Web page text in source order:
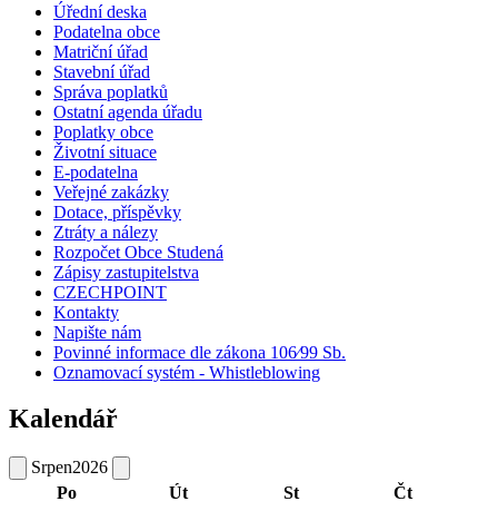
Úřední deska
Podatelna obce
Matriční úřad
Stavební úřad
Správa poplatků
Ostatní agenda úřadu
Poplatky obce
Životní situace
E-podatelna
Veřejné zakázky
Dotace, příspěvky
Ztráty a nálezy
Rozpočet Obce Studená
Zápisy zastupitelstva
CZECHPOINT
Kontakty
Napište nám
Povinné informace dle zákona 106⁄99 Sb.
Oznamovací systém - Whistleblowing
Kalendář
Srpen2026
Po
Út St Čt